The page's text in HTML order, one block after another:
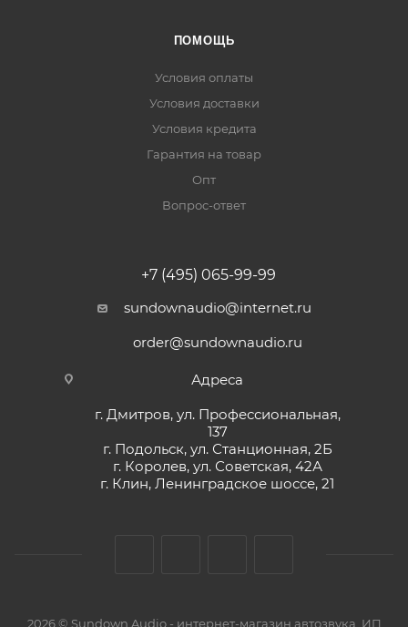
ПОМОЩЬ
Условия оплаты
Условия доставки
Условия кредита
Гарантия на товар
Опт
Вопрос-ответ
+7 (495) 065-99-99
sundownaudio@internet.ru
order@sundownaudio.ru
Адреса
г. Дмитров, ул. Профессиональная,
137
г. Подольск, ул. Станционная, 2Б
г. Королев, ул. Советская, 42А
г. Клин, Ленинградское шоссе, 21
2026 © Sundown Audio - интернет-магазин автозвука, ИП